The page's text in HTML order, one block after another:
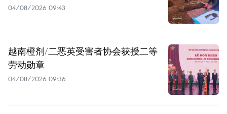
04/08/2026 09:43
越南橙剂/二恶英受害者协会获授二等
劳动勋章
04/08/2026 09:36